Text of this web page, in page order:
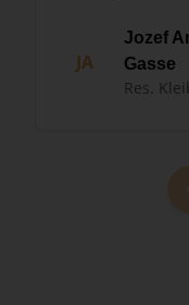
JA
Jozef
Gasse
Res.